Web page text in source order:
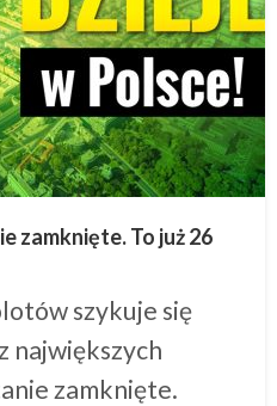
zamknięte. To już 26
szykuje się
największych
zamknięte.